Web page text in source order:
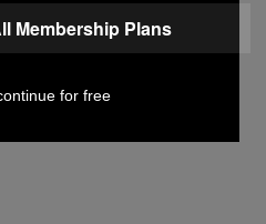
Lansdown
preziose a
Membership Plans
for free